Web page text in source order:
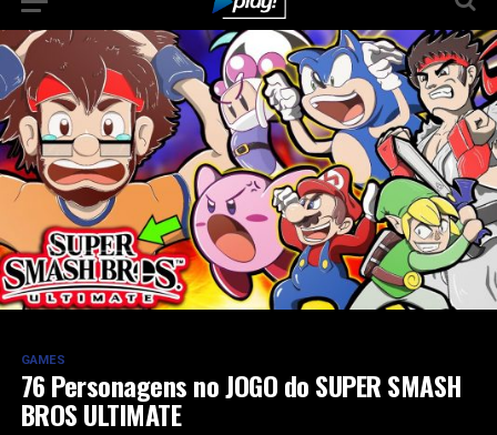
GAMES
76 Personagens no JOGO do SUPER SMASH
BROS ULTIMATE